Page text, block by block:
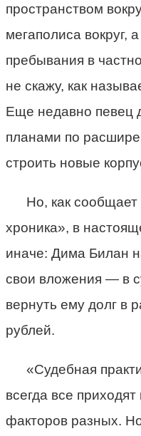
пространством
мегаполиса вокруг,
пребывания в
не скажу, как
Еще недавно певец
планами по
строить новые
Но, как
хроника», в
иначе: Дима Билан
свои вложения — в
вернуть ему долг в
рублей.
«Судебная
всегда все
факторов разных.